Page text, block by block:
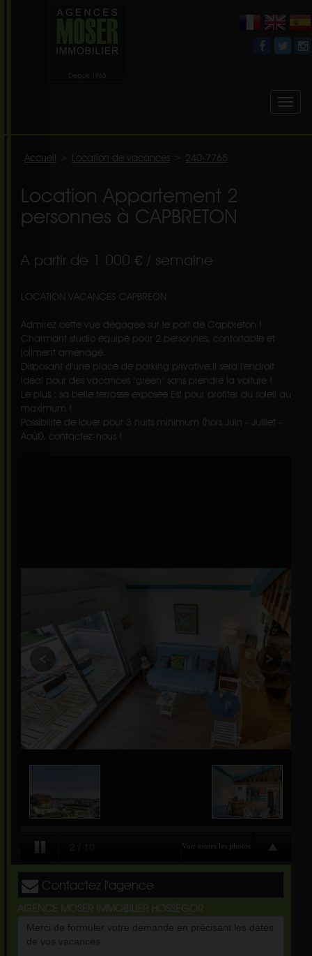
Accueil Location de vacances 240-7765
Location Appartement 2
personnes à CAPBRETON
A partir de 1 000 € / semaine
LOCATION VACANCES CAPBREON
Admirez cette vue dégagée sur le port de Capbreton !
Charmant studio équipé pour 2 personnes, confortable et
joliment aménagé.
Disposant d'une place de parking privative,il sera l'endroit
idéal pour des vacances "green" sans prendre la voiture !
Le plus : sa belle terrasse exposée Est pour profiter du soleil au
maximum !
Possibilité de louer pour 3 nuits minimum (hors Juin - Juillet -
Août), contactez-nous !
Contactez l'agence
AGENCE MOSER IMMOBILIER HOSSEGOR